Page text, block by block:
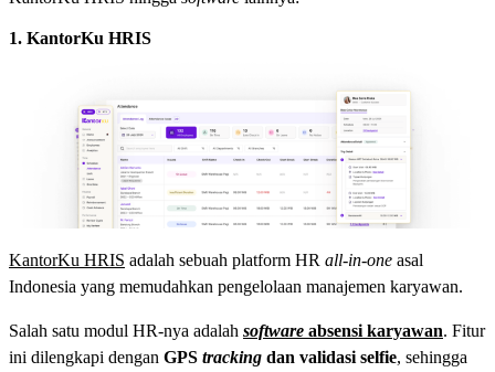
1. KantorKu HRIS
KantorKu HRIS adalah sebuah platform HR all-in-one asal
Indonesia yang memudahkan pengelolaan manajemen karyawan.
Salah satu modul HR-nya adalah software absensi karyawan. Fitur
ini dilengkapi dengan GPS tracking dan validasi selfie, sehingga